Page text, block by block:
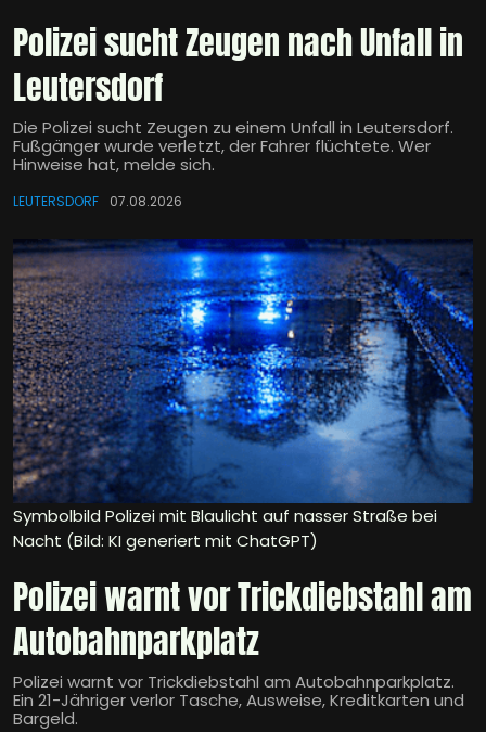
Polizei sucht Zeugen nach Unfall in
Leutersdorf
Die Polizei sucht Zeugen zu einem Unfall in Leutersdorf.
Fußgänger wurde verletzt, der Fahrer flüchtete. Wer
Hinweise hat, melde sich.
LEUTERSDORF 07.08.2026
Symbolbild Polizei mit Blaulicht auf nasser Straße bei
Nacht (Bild: KI generiert mit ChatGPT)
Polizei warnt vor Trickdiebstahl am
Autobahnparkplatz
Polizei warnt vor Trickdiebstahl am Autobahnparkplatz.
Ein 21-Jähriger verlor Tasche, Ausweise, Kreditkarten und
Bargeld.